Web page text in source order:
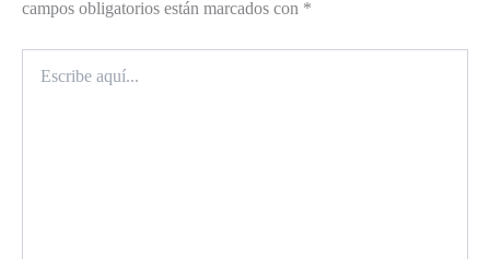
campos obligatorios están marcados con *
aquí...